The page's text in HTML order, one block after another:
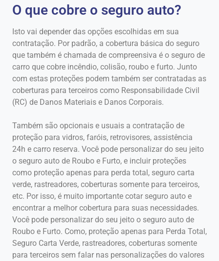
O que cobre o seguro auto?
Isto vai depender das opções escolhidas em sua
contratação. Por padrão, a cobertura básica do seguro
que também é chamada de compreensiva é o seguro de
carro que cobre incêndio, colisão, roubo e furto. Junto
com estas proteções podem também ser contratadas as
coberturas para terceiros como Responsabilidade Civil
(RC) de Danos Materiais e Danos Corporais.
Também são opcionais e usuais a contratação de
proteção para vidros, faróis, retrovisores, assistência
24h e carro reserva. Você pode personalizar do seu jeito
o seguro auto de Roubo e Furto, e incluir proteções
como proteção apenas para perda total, seguro carta
verde, rastreadores, coberturas somente para terceiros,
etc. Por isso, é muito importante cotar seguro auto e
encontrar a melhor cobertura para suas necessidades.
Você pode personalizar do seu jeito o seguro auto de
Roubo e Furto. Como, proteção apenas para Perda Total,
Seguro Carta Verde, rastreadores, coberturas somente
para terceiros sem falar nas personalizações do valores